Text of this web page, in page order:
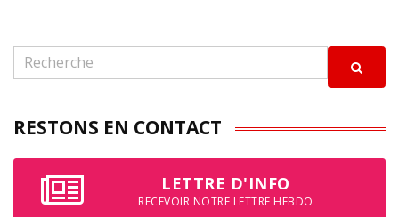
RESTONS EN CONTACT
LETTRE D'INFO
RECEVOIR NOTRE LETTRE HEBDO